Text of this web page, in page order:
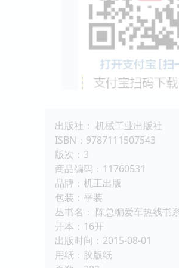
出版社： 机械工业出版社
ISBN：9787111507543
版次：3
商品编码：11760531
品牌：机工出版
包装：平装
丛书名： 陈总编爱车热线书
开本：16开
出版时间：2015-08-01
用纸：胶版纸